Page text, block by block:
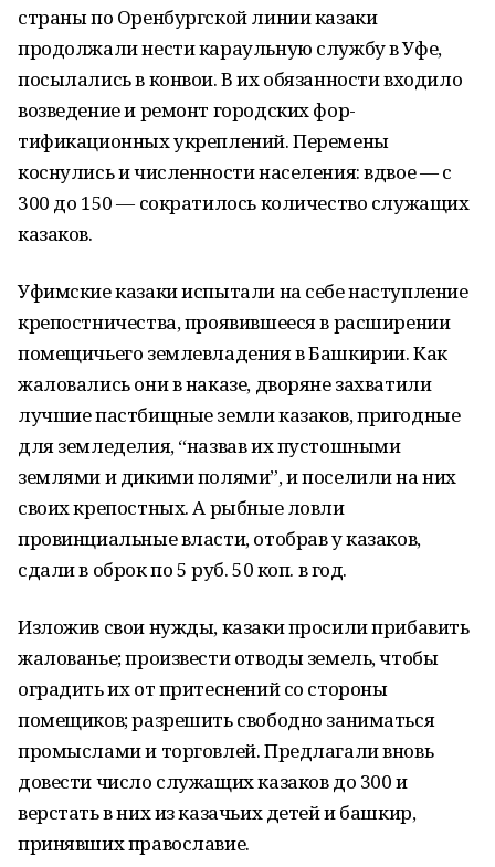
страны по Оренбургской линии казаки
продолжали нести караульную службу в Уфе,
посылались в конвои. В их обязанности входило
возведение и ремонт городских фор­
тификационных укреплений. Перемены
коснулись и численности населения: вдвое — с
300 до 150 — сократилось количество служащих
казаков.
Уфимские казаки испытали на себе наступление
крепостничества, проявившееся в расширении
помещичьего землевладения в Башкирии. Как
жаловались они в наказе, дворяне захватили
лучшие пастбищные земли казаков, пригодные
для земледелия, “назвав их пустошными
землями и дикими полями”, и поселили на них
своих крепост­ных. А рыбные ловли
провинциальные власти, отобрав у казаков,
сдали в оброк по 5 руб. 50 коп. в год.
Изложив свои нужды, казаки просили прибавить
жалованье; произвести отводы зе­мель, чтобы
оградить их от притеснений со стороны
помещиков; разрешить свободно заниматься
промыслами и торговлей. Предлагали вновь
довести число служащих каза­ков до 300 и
верстать в них из казачьих детей и башкир,
принявших православие.